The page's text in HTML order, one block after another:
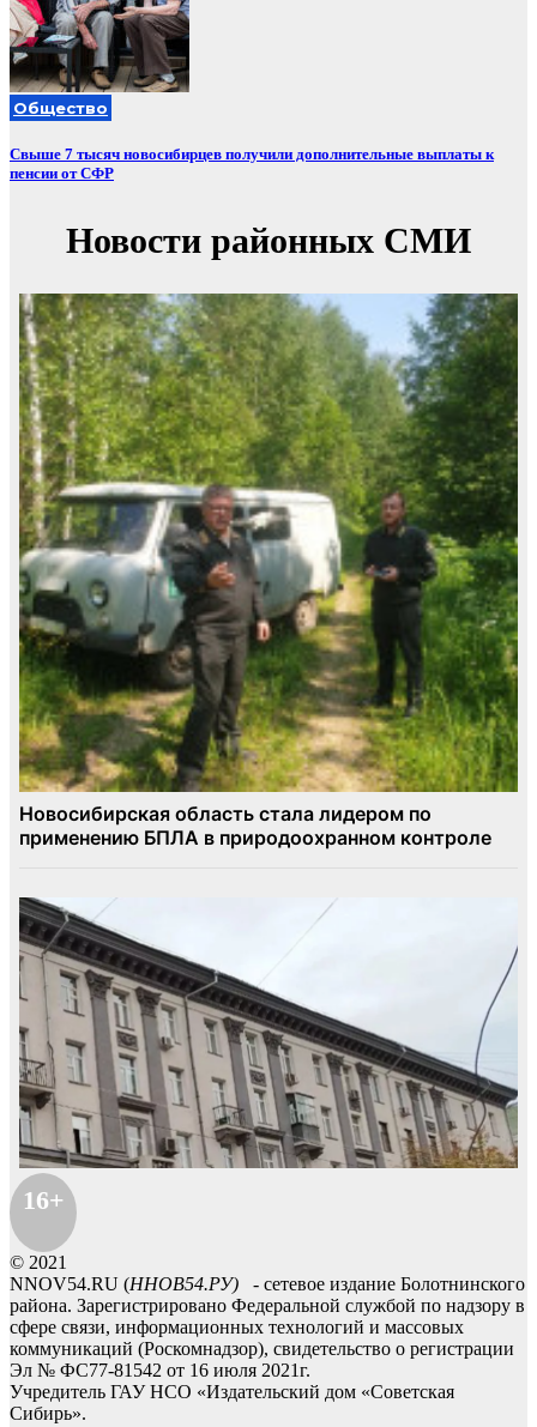
Общество
Свыше 7 тысяч новосибирцев получили дополнительные выплаты к
пенсии от СФР
16+
© 2021
NNOV54.RU (ННОВ54.РУ) - сетевое издание Болотнинского
района. Зарегистрировано Федеральной службой по надзору в
сфере связи, информационных технологий и массовых
коммуникаций (Роскомнадзор), свидетельство о регистрации
Эл № ФС77-81542 от 16 июля 2021г.
Учредитель ГАУ НСО «Издательский дом «Советская
Сибирь».